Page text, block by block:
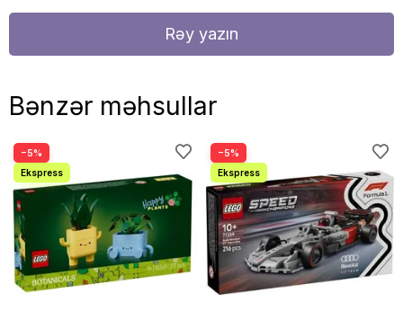
Rəy yazın
Bənzər məhsullar
−5% −5%